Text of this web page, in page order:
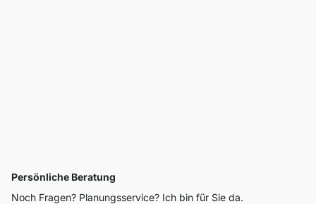
Persönliche Beratung
Noch Fragen? Planungsservice? Ich bin für Sie da.